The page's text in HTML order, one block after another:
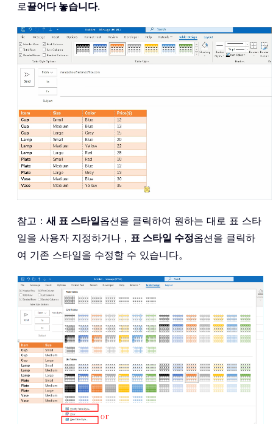
로끌어다 놓습니다.
참고： 새 표 스타일옵션을 클릭하여 원하는 대로 표 스타
일을 사용자 지정하거나， 표 스타일 수정옵션을 클릭하
여 기존 스타일을 수정할 수 있습니다。